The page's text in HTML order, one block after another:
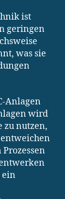
ist
geringen
was sie
Anlagen
wird
zu nutzen,
ein